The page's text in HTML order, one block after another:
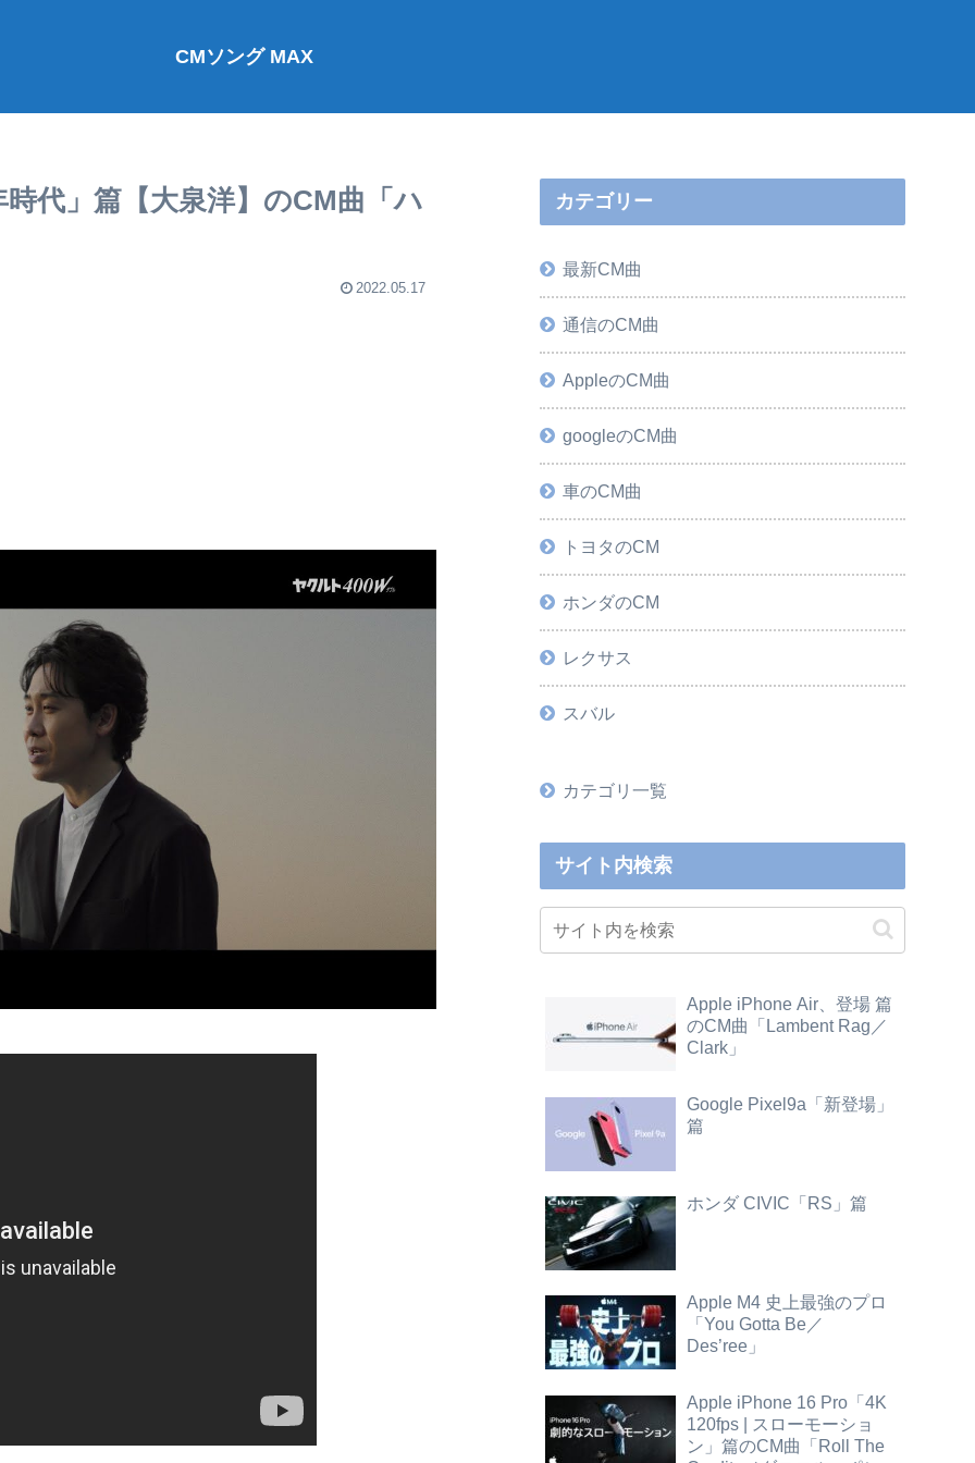
CMソング MAX
代」篇【大泉洋】のCM曲「ハ
2022.05.17
カテゴリー
最新CM曲
通信のCM曲
AppleのCM曲
googleのCM曲
車のCM曲
トヨタのCM
ホンダのCM
レクサス
スバル
カテゴリ一覧
サイト内検索
Apple iPhone Air、登場 篇
のCM曲「Lambent Rag／
Clark」
Google Pixel9a「新登場」
篇
ホンダ CIVIC「RS」篇
Apple M4 史上最強のプロ
「You Gotta Be／
Des’ree」
Apple iPhone 16 Pro「4K
120fps | スローモーショ
ン」篇のCM曲「Roll The